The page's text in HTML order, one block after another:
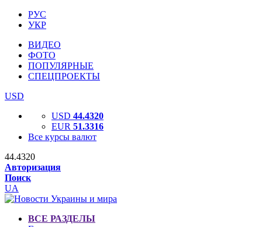
РУС
УКР
ВИДЕО
ФОТО
ПОПУЛЯРНЫЕ
СПЕЦПРОЕКТЫ
USD
USD 44.4320
EUR 51.3316
Все курсы валют
44.4320
Авторизация
Поиск
UA
ВСЕ РАЗДЕЛЫ